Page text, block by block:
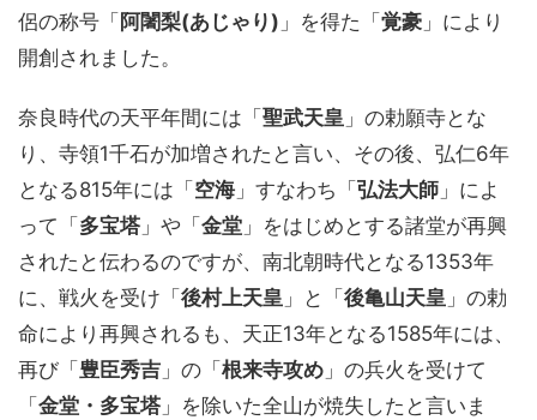
侶の称号「 阿闍梨(あじゃり) 」を得た「 覚豪 」により
開創されました。
奈良時代の天平年間には「 聖武天皇 」の勅願寺とな
り、寺領1千石が加増されたと言い、その後、弘仁6年
となる815年には「 空海 」すなわち「 弘法大師 」によ
って「 多宝塔 」や「 金堂 」をはじめとする諸堂が再興
されたと伝わるのですが、南北朝時代となる1353年
に、戦火を受け「 後村上天皇 」と「 後亀山天皇 」の勅
命により再興されるも、天正13年となる1585年には、
再び「 豊臣秀吉 」の「 根来寺攻め 」の兵火を受けて
「 金堂・多宝塔 」を除いた全山が焼失したと言いま